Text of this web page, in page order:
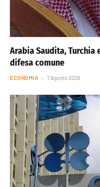
Arabia Saudita,
difesa comune
ECONOMIA 7 Agosto 2026